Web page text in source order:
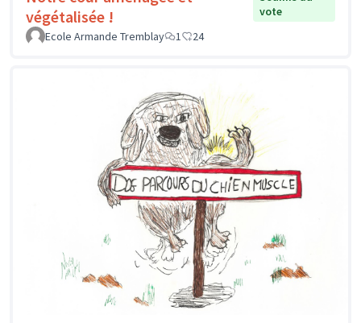
végétalisée !
vote
Ecole Armande Tremblay
1 24